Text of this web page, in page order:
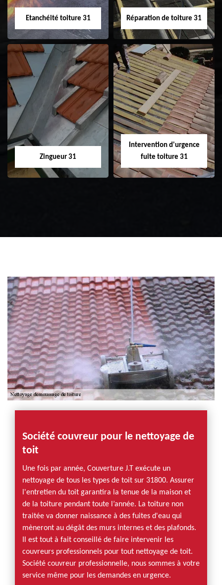
Etanchéité toiture 31
Etanchéité toiture
31
Réparation de toiture 31
Réparation de
toiture 31
Zingueur 31
Intervention d'urgence
fuite toiture 31
Société couvreur pour le nettoyage de
toit
Une fois par année, Couverture J.T exécute un
nettoyage de tous les types de toit sur 31800. Assurer
l'entretien du toit garantira la tenue de la maison et
de la toiture pendant toute l’année. La toiture non
traitée va donner naissance à des fuites d'eau qui
mèneront au dégât des murs internes et des plafonds.
Il est tout à fait conseillé de faire intervenir les
couvreurs professionnels pour tout nettoyage de toit.
Société couvreur professionnelle, nous sommes à votre
service même pour les demandes en urgence.